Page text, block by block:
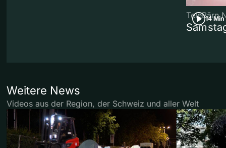
14 Min
TeleBärn
Weitere News
Videos aus der Region, der Schweiz und aller Welt